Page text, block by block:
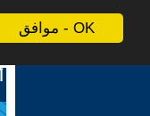
موافق - OK